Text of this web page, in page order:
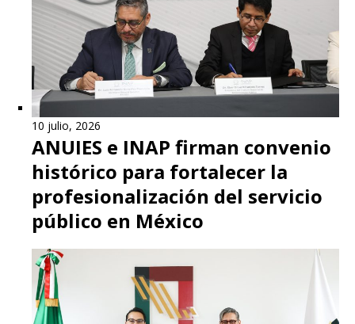
10 julio, 2026
ANUIES e INAP firman convenio
histórico para fortalecer la
profesionalización del servicio
público en México